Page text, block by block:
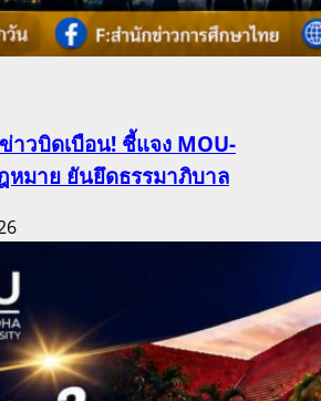
าวบิดเบือน! ชี้แจง MOU-
หมาย ยันยึดธรรมาภิบาล